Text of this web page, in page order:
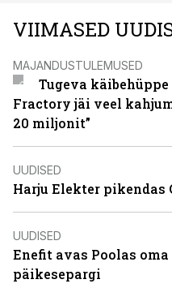
VIIMASED
MAJANDUSTULEMUSED
Tugeva
Fractory jäi veel
20 miljonit”
UUDISED
Harju Elekter pikendas
UUDISED
Enefit avas Poolas
päikesepargi